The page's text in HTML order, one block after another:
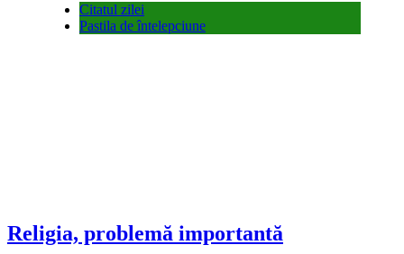
Citatul zilei
Pastila de întelepciune
Religia, problemă importantă